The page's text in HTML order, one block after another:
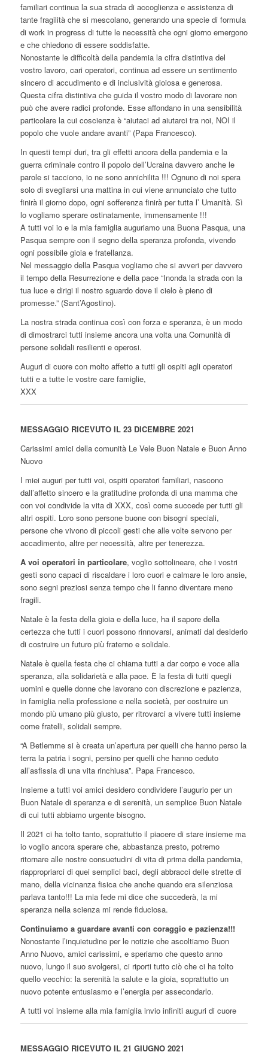
familiari continua la sua strada di accoglienza e assistenza di
tante fragilità che si mescolano, generando una specie di formula
di work in progress di tutte le necessità che ogni giorno emergono
e che chiedono di essere soddisfatte.
Nonostante le difficoltà della pandemia la cifra distintiva del
vostro lavoro, cari operatori, continua ad essere un sentimento
sincero di accudimento e di inclusività gioiosa e generosa.
Questa cifra distintiva che guida il vostro modo di lavorare non
può che avere radici profonde. Esse affondano in una sensibilità
particolare la cui coscienza è “aiutaci ad aiutarci tra noi, NOI il
popolo che vuole andare avanti” (Papa Francesco).
In questi tempi duri, tra gli effetti ancora della pandemia e la
guerra criminale contro il popolo dell’Ucraina davvero anche le
parole si tacciono, io ne sono annichilita !!! Ognuno di noi spera
solo di svegliarsi una mattina in cui viene annunciato che tutto
finirà il giorno dopo, ogni sofferenza finirà per tutta l’ Umanità. Sì
lo vogliamo sperare ostinatamente, immensamente !!!
A tutti voi io e la mia famiglia auguriamo una Buona Pasqua, una
Pasqua sempre con il segno della speranza profonda, vivendo
ogni possibile gioia e fratellanza.
Nel messaggio della Pasqua vogliamo che si avveri per davvero
il tempo della Resurrezione e della pace “Inonda la strada con la
tua luce e dirigi il nostro sguardo dove il cielo è pieno di
promesse.” (Sant’Agostino).
La nostra strada continua così con forza e speranza, è un modo
di dimostrarci tutti insieme ancora una volta una Comunità di
persone solidali resilienti e operosi.
Auguri di cuore con molto affetto a tutti gli ospiti agli operatori
tutti e a tutte le vostre care famiglie,
XXX
MESSAGGIO RICEVUTO IL 23 DICEMBRE 2021
Carissimi amici della comunità Le Vele Buon Natale e Buon Anno
Nuovo
I miei auguri per tutti voi, ospiti operatori familiari, nascono
dall’affetto sincero e la gratitudine profonda di una mamma che
con voi condivide la vita di XXX, così come succede per tutti gli
altri ospiti. Loro sono persone buone con bisogni speciali,
persone che vivono di piccoli gesti che alle volte servono per
accadimento, altre per necessità, altre per tenerezza.
A voi operatori in particolare, voglio sottolineare, che i vostri
gesti sono capaci di riscaldare i loro cuori e calmare le loro ansie,
sono segni preziosi senza tempo che li fanno diventare meno
fragili.
Natale è la festa della gioia e della luce, ha il sapore della
certezza che tutti i cuori possono rinnovarsi, animati dal desiderio
di costruire un futuro più fraterno e solidale.
Natale è quella festa che ci chiama tutti a dar corpo e voce alla
speranza, alla solidarietà e alla pace. È la festa di tutti quegli
uomini e quelle donne che lavorano con discrezione e pazienza,
in famiglia nella professione e nella società, per costruire un
mondo più umano più giusto, per ritrovarci a vivere tutti insieme
come fratelli, solidali sempre.
“A Betlemme si è creata un’apertura per quelli che hanno perso la
terra la patria i sogni, persino per quelli che hanno ceduto
all’asfissia di una vita rinchiusa”. Papa Francesco.
Insieme a tutti voi amici desidero condividere l’augurio per un
Buon Natale di speranza e di serenità, un semplice Buon Natale
di cui tutti abbiamo urgente bisogno.
Il 2021 ci ha tolto tanto, soprattutto il piacere di stare insieme ma
io voglio ancora sperare che, abbastanza presto, potremo
ritornare alle nostre consuetudini di vita di prima della pandemia,
riappropriarci di quei semplici baci, degli abbracci delle strette di
mano, della vicinanza fisica che anche quando era silenziosa
parlava tanto!!! La mia fede mi dice che succederà, la mi
speranza nella scienza mi rende fiduciosa.
Continuiamo a guardare avanti con coraggio e pazienza!!!
Nonostante l’inquietudine per le notizie che ascoltiamo Buon
Anno Nuovo, amici carissimi, e speriamo che questo anno
nuovo, lungo il suo svolgersi, ci riporti tutto ciò che ci ha tolto
quello vecchio: la serenità la salute e la gioia, soprattutto un
nuovo potente entusiasmo e l’energia per assecondarlo.
A tutti voi insieme alla mia famiglia invio infiniti auguri di cuore
MESSAGGIO RICEVUTO IL 21 GIUGNO 2021